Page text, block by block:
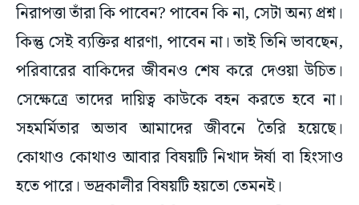
নিরাপত্তা তাঁরা কি পাবেন? পাবেন কি না, সেটা অন্য প্রশ্ন।
কিন্তু সেই ব্যক্তির ধারণা, পাবেন না। তাই তিনি ভাবছেন,
পরিবারের বাকিদের জীবনও শেষ করে দেওয়া উচিত।
সেক্ষেত্রে তাদের দায়িত্ব কাউকে বহন করতে হবে না।
সহমর্মিতার অভাব আমাদের জীবনে তৈরি হয়েছে।
কোথাও কোথাও আবার বিষয়টি নিখাদ ঈর্ষা বা হিংসাও
হতে পারে। ভদ্রকালীর বিষয়টি হয়তো তেমনই।